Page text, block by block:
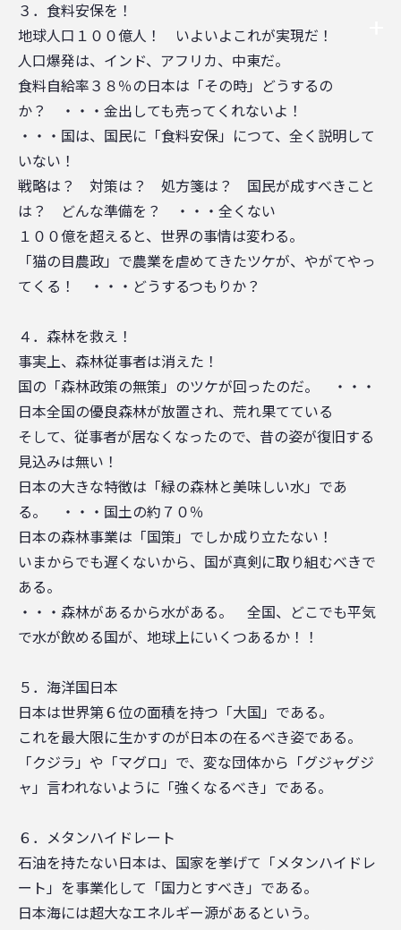
３．食料安保を！
地球人口１００億人！ いよいよこれが実現だ！
人口爆発は、インド、アフリカ、中東だ。
食料自給率３８％の日本は「その時」どうするの
か？ ・・・金出しても売ってくれないよ！
・・・国は、国民に「食料安保」につて、全く説明して
いない！
戦略は？ 対策は？ 処方箋は？ 国民が成すべきこと
は？ どんな準備を？ ・・・全くない
１００億を超えると、世界の事情は変わる。
「猫の目農政」で農業を虐めてきたツケが、やがてやっ
てくる！ ・・・どうするつもりか？
４．森林を救え！
事実上、森林従事者は消えた！
国の「森林政策の無策」のツケが回ったのだ。 ・・・
日本全国の優良森林が放置され、荒れ果てている
そして、従事者が居なくなったので、昔の姿が復旧する
見込みは無い！
日本の大きな特徴は「緑の森林と美味しい水」であ
る。 ・・・国土の約７０％
日本の森林事業は「国策」でしか成り立たない！
いまからでも遅くないから、国が真剣に取り組むべきで
ある。
・・・森林があるから水がある。 全国、どこでも平気
で水が飲める国が、地球上にいくつあるか！！
５．海洋国日本
日本は世界第６位の面積を持つ「大国」である。
これを最大限に生かすのが日本の在るべき姿である。
「クジラ」や「マグロ」で、変な団体から「グジャグジ
ャ」言われないように「強くなるべき」である。
６．メタンハイドレート
石油を持たない日本は、国家を挙げて「メタンハイドレ
ート」を事業化して「国力とすべき」である。
日本海には超大なエネルギー源があるという。